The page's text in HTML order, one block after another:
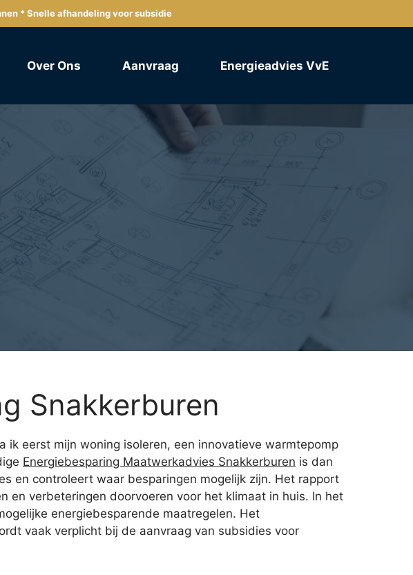
* Snelle afhandeling voor subsidie
Over Ons Aanvraag Energieadvies VvE
Snakkerburen
ik eerst mijn woning isoleren, een innovatieve warmtepomp
Energiebesparing Maatwerkadvies Snakkerburen is dan
en controleert waar besparingen mogelijk zijn. Het rapport
en verbeteringen doorvoeren voor het klimaat in huis. In het
energiebesparende maatregelen. Het
vaak verplicht bij de aanvraag van subsidies voor